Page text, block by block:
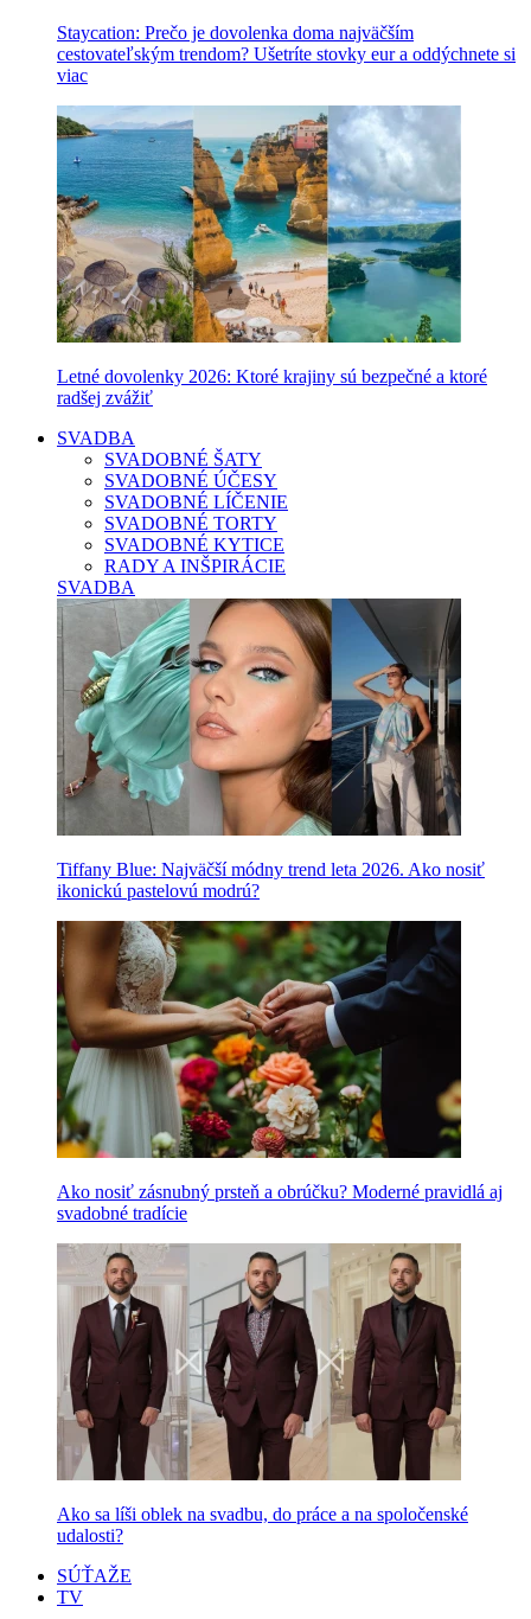
Staycation: Prečo je dovolenka doma najväčším
cestovateľským trendom? Ušetríte stovky eur a oddýchnete si
viac
Letné dovolenky 2026: Ktoré krajiny sú bezpečné a ktoré
radšej zvážiť
SVADBA
SVADOBNÉ ŠATY
SVADOBNÉ ÚČESY
SVADOBNÉ LÍČENIE
SVADOBNÉ TORTY
SVADOBNÉ KYTICE
RADY A INŠPIRÁCIE
SVADBA
Tiffany Blue: Najväčší módny trend leta 2026. Ako nosiť
ikonickú pastelovú modrú?
Ako nosiť zásnubný prsteň a obrúčku? Moderné pravidlá aj
svadobné tradície
Ako sa líši oblek na svadbu, do práce a na spoločenské
udalosti?
SÚŤAŽE
TV